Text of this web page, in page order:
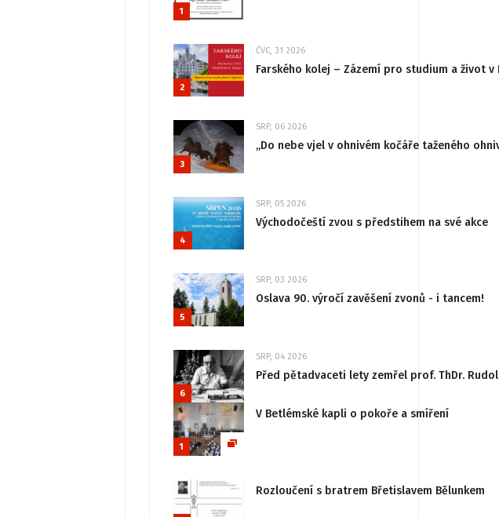
1
2
ČVC, 31 2026
Farského kolej – Zázemí pro studium a život v
3
SRP, 06 2026
„Do nebe vjel v ohnivém kočáře taženého
4
SRP, 05 2026
Východočeští zvou s předstihem na své akce
5
SRP, 03 2026
Oslava 90. výročí zavěšení zvonů - i tancem!
6
SRP, 04 2026
Před pětadvaceti lety zemřel prof. ThDr.
1
V Betlémské kapli o pokoře a smíření
Rozloučení s bratrem Břetislavem Bělunkem